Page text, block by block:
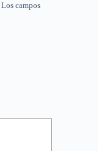
Los campos